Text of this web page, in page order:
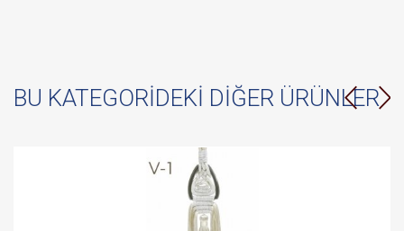
BU KATEGORIDEKI DIĞER ÜRÜNLER